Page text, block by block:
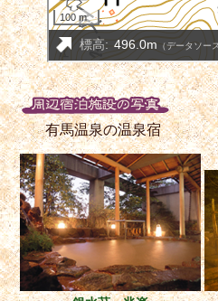
有馬温泉の温泉宿